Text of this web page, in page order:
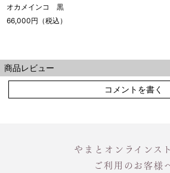
オカメインコ 黒
66,000円（税込）
商品レビュー
コメントを書く
やまとオンラインス
ご利用のお客様